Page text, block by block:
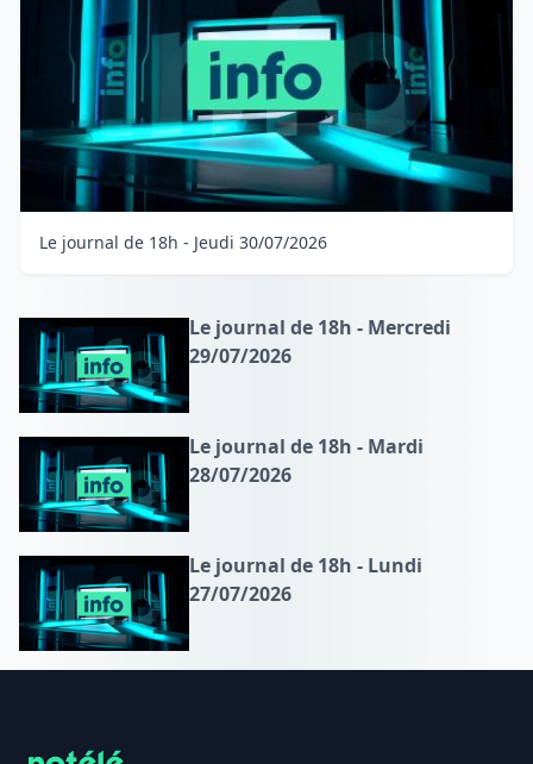
Le journal de 18h - Jeudi 30/07/2026
Le journal de 18h - Mercredi
29/07/2026
Le journal de 18h - Mardi
28/07/2026
Le journal de 18h - Lundi
27/07/2026